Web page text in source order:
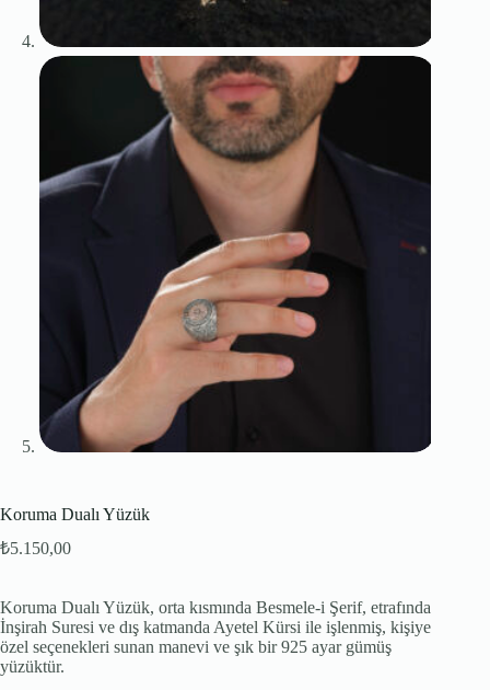
Koruma Dualı Yüzük
₺5.150,00
Koruma Dualı Yüzük, orta kısmında Besmele-i Şerif, etrafında
İnşirah Suresi ve dış katmanda Ayetel Kürsi ile işlenmiş, kişiye
özel seçenekleri sunan manevi ve şık bir 925 ayar gümüş
yüzüktür.